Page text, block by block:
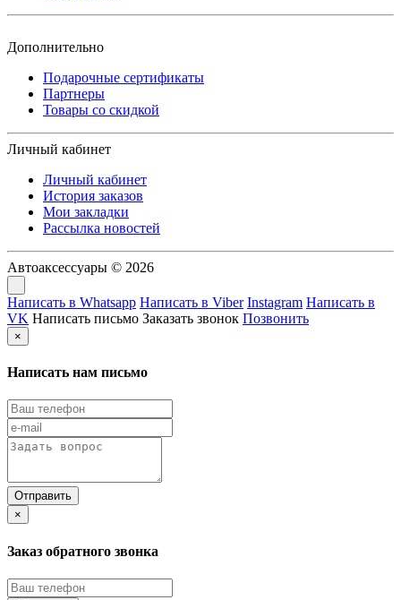
Дополнительно
Подарочные сертификаты
Партнеры
Товары со скидкой
Личный кабинет
Личный кабинет
История заказов
Мои закладки
Рассылка новостей
Автоаксессуары © 2026
Написать в Whatsapp Написать в Viber Instagram Написать в
VK Написать письмо Заказать звонок Позвонить
×
Написать нам письмо
×
Заказ обратного звонка